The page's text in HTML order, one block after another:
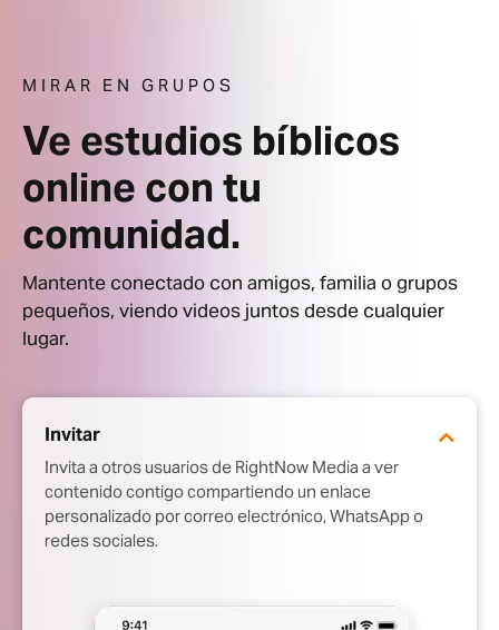
MIRAR EN GRUPOS
Ve estudios bíblicos
online con tu
comunidad.
Mantente conectado con amigos, familia o grupos
pequeños, viendo videos juntos desde cualquier
lugar.
Invitar
Invita a otros usuarios de RightNow Media a ver
contenido contigo compartiendo un enlace
personalizado por correo electrónico, WhatsApp o
redes sociales.